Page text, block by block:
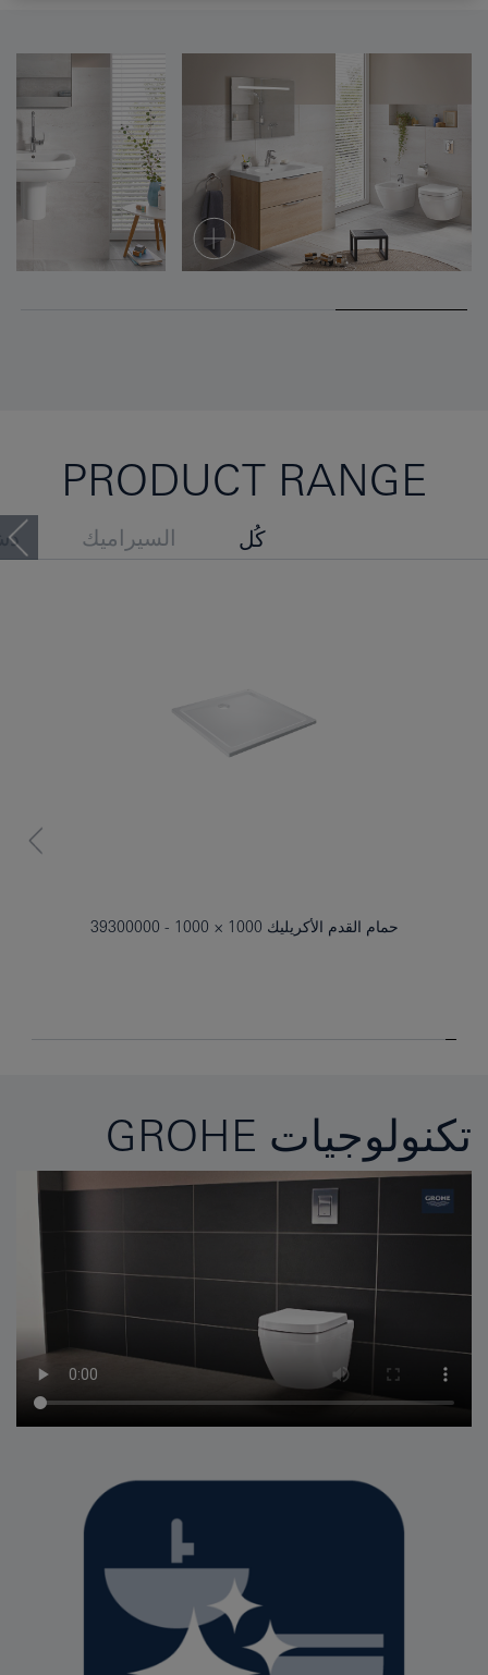
PRODUCT RANGE
كُل السيراميك
حمام القدم الأكريليك 1000 × 1000 39300000
تكنولوجيات GROHE